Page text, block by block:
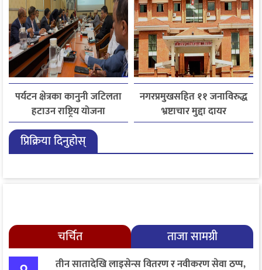
पर्यटन क्षेत्रका कानुनी जटिलता
हटाउन राष्ट्रिय योजना
आयोगसमक्ष होटल संघ
बागमतीका पाँचबुँदे माग
नगरप्रमुखसहित ११ जनाविरुद्ध
भ्रष्टाचार मुद्दा दायर
प्रिक्रिया दिनुहोस्
चर्चित ताजा सामग्री
तीन सातादेखि लाइसेन्स वितरण र नवीकरण सेवा ठप्प,